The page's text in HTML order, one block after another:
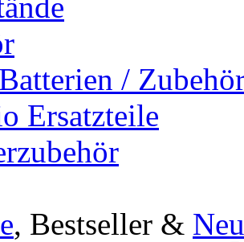
/
Ersatzteile
, Bestseller &